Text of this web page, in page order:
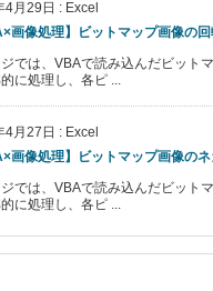
4月29日 : Excel
画像処理】ビットマップ画像の
では、VBAで読み込んだビット
に処理し、各ピ ...
4月27日 : Excel
画像処理】ビットマップ画像の
では、VBAで読み込んだビット
に処理し、各ピ ...